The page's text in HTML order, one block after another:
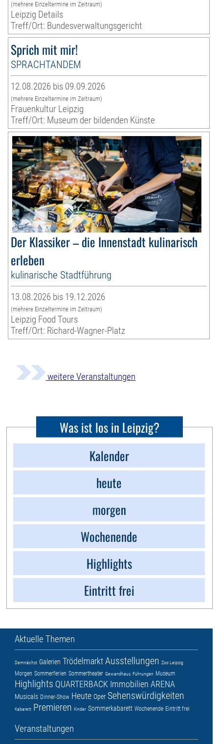
(mehrere Einzeltermine im Zeitraum)
Leipzig Details
Treff/Ort: Bundesverwaltungsgericht
Sprich mit mir!
SPRACHTANDEM
12.08.2026 bis 09.09.2026
(mehrere Einzeltermine im Zeitraum)
Frauenkultur Leipzig
Treff/Ort: Museum der bildenden Künste
Der Klassiker – die Innenstadt kulinarisch
erleben
kulinarische Stadtführung
13.08.2026 bis 19.12.2026
(mehrere Einzeltermine im Zeitraum)
Leipzig Food Tours
Treff/Ort: Richard-Wagner-Platz
weitere Veranstaltungen
Was ist los in Leipzig?
Kalender
heute
morgen
Wochenende
Highlights
Eintritt frei
Aktuelle Themen
Demnächst Galerien TrödelmarktAusstellungen Zoo Leipzig
Morgen Sommerferien Sommertheater Gewandhaus Führungen Museum
Highlights QUARTERBACK Immobilien ARENA
Musicals Dinner-Show Heute Oper Sehenswürdigkeiten
Kabarett Premieren Kinder Sommerkabarett Wochenende Eintritt frei
Veranstaltungen